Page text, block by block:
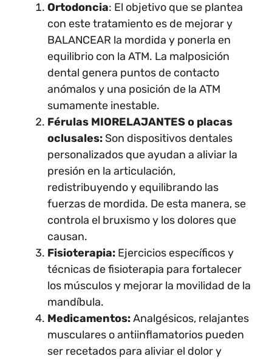
Ortodoncia: El objetivo que se plantea
con este tratamiento es de mejorar y
BALANCEAR la mordida y ponerla en
equilibrio con la ATM. La malposición
dental genera puntos de contacto
anómalos y una posición de la ATM
sumamente inestable.
Férulas MIORELAJANTES o placas
oclusales: Son dispositivos dentales
personalizados que ayudan a aliviar la
presión en la articulación,
redistribuyendo y equilibrando las
fuerzas de mordida. De esta manera, se
controla el bruxismo y los dolores que
causan.
Fisioterapia: Ejercicios específicos y
técnicas de fisioterapia para fortalecer
los músculos y mejorar la movilidad de la
mandíbula.
Medicamentos:Analgésicos, relajantes
musculares o antiinflamatorios pueden
ser recetados para aliviar el dolor y